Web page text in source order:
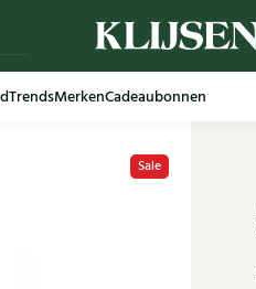
TrendsMerkenCadeaubonnen
Sale